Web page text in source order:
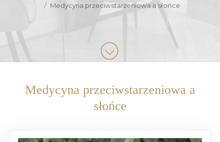
Medycyna przeciwstarzeniowa a słońce
Medycyna przeciwstarzeniowa a
słońce